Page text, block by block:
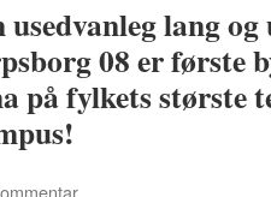
lang
08 er første
på fylkets største